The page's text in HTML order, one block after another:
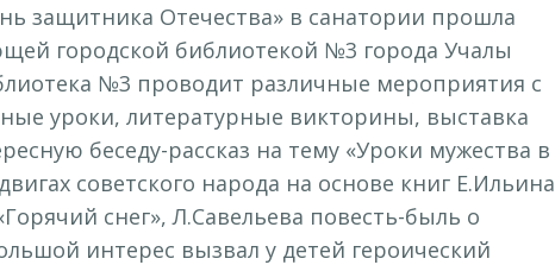
защитника Отечества» в санатории прошла
городской библиотекой №3 города Учалы
№3 проводит различные мероприятия с
уроки, литературные викторины, выставка
беседу-рассказ на тему «Уроки мужества в
советского народа на основе книг Е.Ильина
снег», Л.Савельева повесть-быль о
интерес вызвал у детей героический